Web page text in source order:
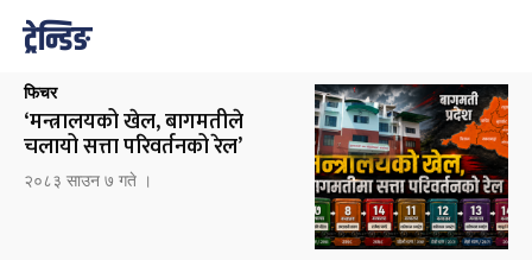
ट्रेन्डिङ
फिचर
‘मन्त्रालयको खेल, बागमतीले
चलायो सत्ता परिवर्तनको रेल’
२०८३ साउन ७ गते ।